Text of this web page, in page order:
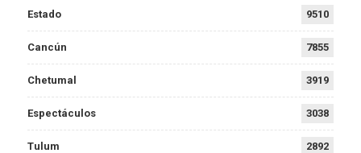
Estado 9510
Cancún 7855
Chetumal 3919
Espectáculos 3038
Tulum 2892